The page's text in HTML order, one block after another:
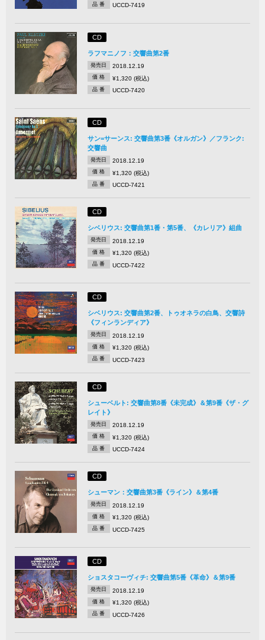
品 番 UCCD-7419
CD
ラフマニノフ：交響曲第2番
発売日 2018.12.19
価 格 ¥1,320 (税込)
品 番 UCCD-7420
CD
サン=サーンス: 交響曲第3番《オルガン》／フランク:
交響曲
発売日 2018.12.19
価 格 ¥1,320 (税込)
品 番 UCCD-7421
CD
シベリウス: 交響曲第1番・第5番、《カレリア》組曲
発売日 2018.12.19
価 格 ¥1,320 (税込)
品 番 UCCD-7422
CD
シベリウス: 交響曲第2番、トゥオネラの白鳥、交響詩
《フィンランディア》
発売日 2018.12.19
価 格 ¥1,320 (税込)
品 番 UCCD-7423
CD
シューベルト: 交響曲第8番《未完成》＆第9番《ザ・グ
レイト》
発売日 2018.12.19
価 格 ¥1,320 (税込)
品 番 UCCD-7424
CD
シューマン：交響曲第3番《ライン》＆第4番
発売日 2018.12.19
価 格 ¥1,320 (税込)
品 番 UCCD-7425
CD
ショスタコーヴィチ: 交響曲第5番《革命》＆第9番
発売日 2018.12.19
価 格 ¥1,320 (税込)
品 番 UCCD-7426